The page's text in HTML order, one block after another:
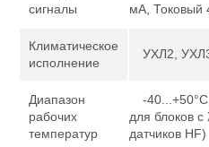
сигналы
мА, Токовый
Климатическое
исполнение
УХЛ2,
Диапазон
рабочих
температур
-
для блоков
датчиков HF)